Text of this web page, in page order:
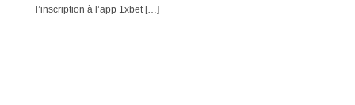
l’inscription à l’app 1xbet […]